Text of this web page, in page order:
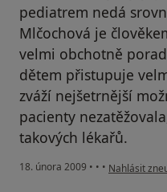
pediatrem nedá
Mlčochová je
velmi obchotně
dětem přistupuje
zváží nejšetrnější
pacienty
takových lékařů.
18. února 2009 • • • podle názoru
Nahlásit